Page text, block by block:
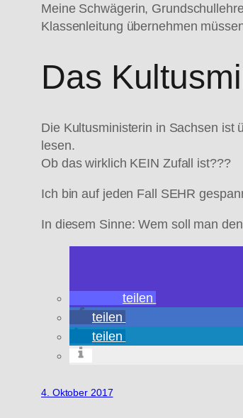
Meine Schwägerin,
Klassenleitung übernehmen
Das
Die Kultusministerin in Sachsen ist
lesen.
Ob das wirklich KEIN Zufall ist???
Ich bin auf jeden Fall SEHR
In diesem Sinne: Wem soll man
teilen
teilen
teilen
4. Oktober 2017